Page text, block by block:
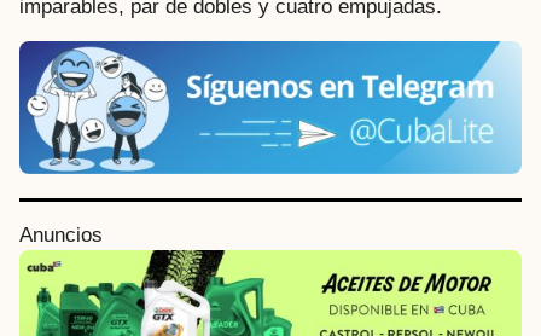
imparables, par de dobles y cuatro empujadas.
Anuncios
P
o